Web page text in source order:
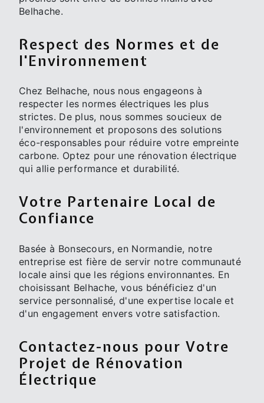
Belhache.
Respect des Normes et de
l'Environnement
Chez Belhache, nous nous engageons à
respecter les normes électriques les plus
strictes. De plus, nous sommes soucieux de
l'environnement et proposons des solutions
éco-responsables pour réduire votre empreinte
carbone. Optez pour une rénovation électrique
qui allie performance et durabilité.
Votre Partenaire Local de
Confiance
Basée à Bonsecours, en Normandie, notre
entreprise est fière de servir notre communauté
locale ainsi que les régions environnantes. En
choisissant Belhache, vous bénéficiez d'un
service personnalisé, d'une expertise locale et
d'un engagement envers votre satisfaction.
Contactez-nous pour Votre
Projet de Rénovation
Électrique